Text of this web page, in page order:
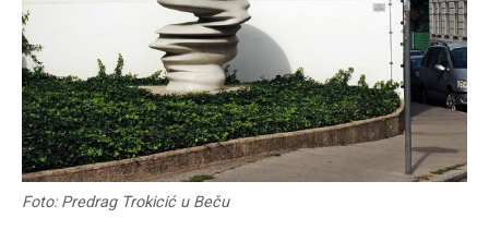
Foto: Predrag Trokicić u Beču